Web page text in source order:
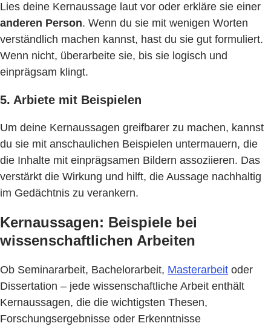
Lies deine Kernaussage laut vor oder erkläre sie einer
anderen Person. Wenn du sie mit wenigen Worten
verständlich machen kannst, hast du sie gut formuliert.
Wenn nicht, überarbeite sie, bis sie logisch und
einprägsam klingt.
5. Arbiete mit Beispielen
Um deine Kernaussagen greifbarer zu machen, kannst
du sie mit anschaulichen Beispielen untermauern, die
die Inhalte mit einprägsamen Bildern assoziieren. Das
verstärkt die Wirkung und hilft, die Aussage nachhaltig
im Gedächtnis zu verankern.
Kernaussagen: Beispiele bei
wissenschaftlichen Arbeiten
Ob Seminararbeit, Bachelorarbeit, Masterarbeit oder
Dissertation – jede wissenschaftliche Arbeit enthält
Kernaussagen, die die wichtigsten Thesen,
Forschungsergebnisse oder Erkenntnisse